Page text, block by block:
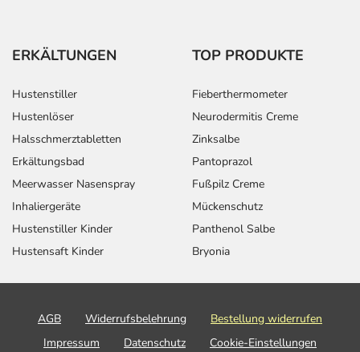
ERKÄLTUNGEN
Hustenstiller
Hustenlöser
Halsschmerztabletten
Erkältungsbad
Meerwasser Nasenspray
Inhaliergeräte
Hustenstiller Kinder
Hustensaft Kinder
TOP PRODUKTE
Fieberthermometer
Neurodermitis Creme
Zinksalbe
Pantoprazol
Fußpilz Creme
Mückenschutz
Panthenol Salbe
Bryonia
AGB Widerrufsbelehrung
Bestellung widerrufen
Impressum
Datenschutz
Cookie-Einstellungen